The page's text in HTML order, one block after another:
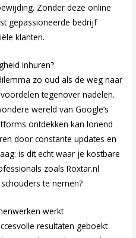
Zonder deze online
gepassioneerde bedrijf
klanten.
inhuren?
zo oud als de weg naar
tegenover nadelen.
wereld van Google’s
ontdekken kan lonend
door constante updates en
is dit echt waar je kostbare
zoals Roxtar.nl
te nemen?
werkt
resultaten geboekt